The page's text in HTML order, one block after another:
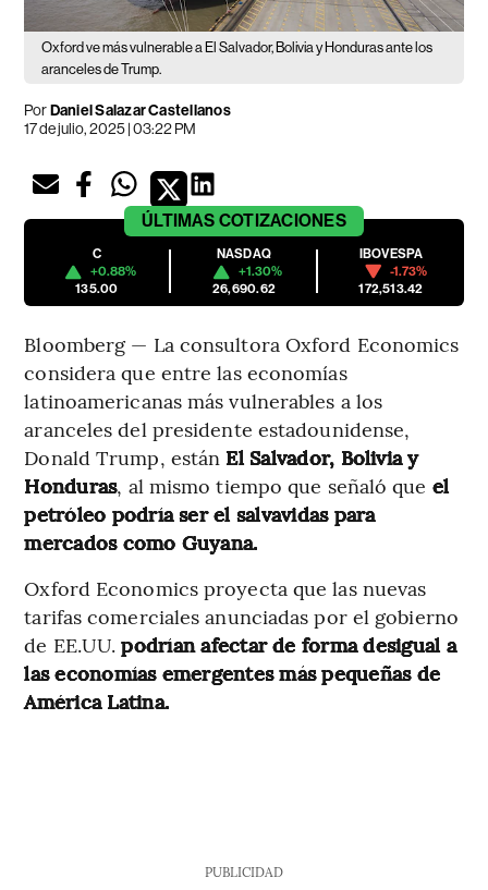
Oxford ve más vulnerable a El Salvador, Bolivia y Honduras ante los
aranceles de Trump.
PorDaniel Salazar Castellanos
17 de julio, 2025 | 03:22 PM
ÚLTIMAS COTIZACIONES
C
+0.88%
135.00
NASDAQ
+1.30%
26,690.62
IBOVESPA
-1.73%
172,513.42
Bloomberg — La consultora Oxford Economics
considera que entre las economías
latinoamericanas más vulnerables a los
aranceles del presidente estadounidense,
Donald Trump, están El Salvador, Bolivia y
Honduras, al mismo tiempo que señaló que el
petróleo podría ser el salvavidas para
mercados como Guyana.
Oxford Economics proyecta que las nuevas
tarifas comerciales anunciadas por el gobierno
de EE.UU.podrían afectar de forma desigual a
las economías emergentes más pequeñas de
América Latina.
PUBLICIDAD